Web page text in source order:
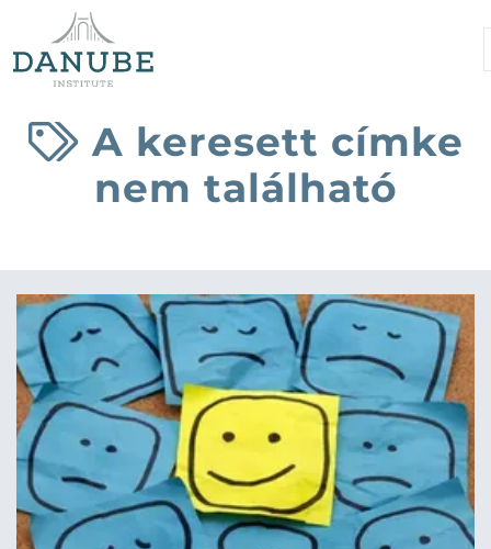
A keresett címke
nem található